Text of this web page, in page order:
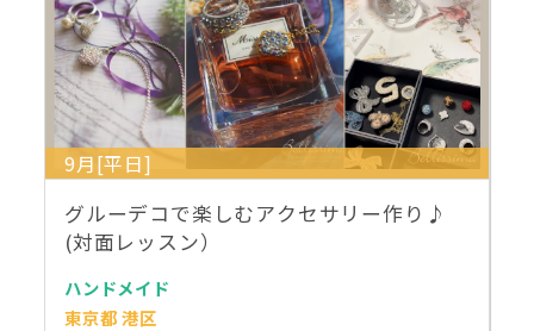
9月[平日]
グルーデコで楽しむアクセサリー作り♪
(対面レッスン）
ハンドメイド
東京都 港区